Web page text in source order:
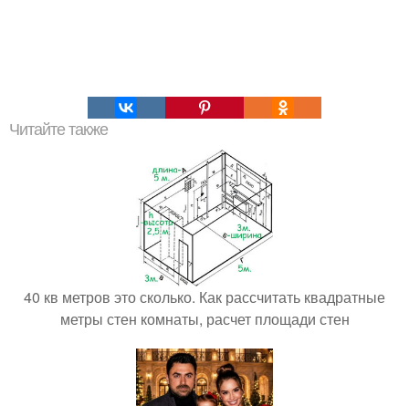
Читайте также
40 кв метров это сколько. Как рассчитать квадратные
метры стен комнаты, расчет площади стен